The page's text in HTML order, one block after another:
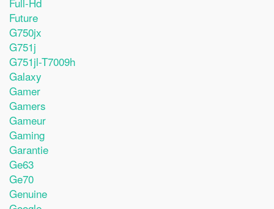
Future
G750jx
G751j
G751jl-T7009h
Galaxy
Gamer
Gamers
Gameur
Gaming
Garantie
Ge63
Ge70
Genuine